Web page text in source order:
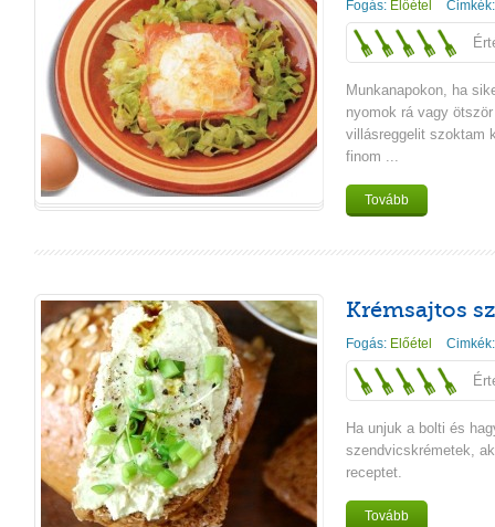
Fogás: Előétel
Munkanapokon, ha
nyomok rá vagy
villásreggelit szoktam
finom ...
Tovább
Krémsajtos
Fogás: Előétel
Ha unjuk a bolti és
szendvicskrémetek,
receptet.
Tovább